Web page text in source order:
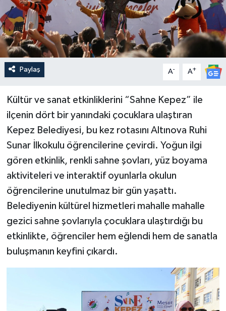
Paylaş A- A+
Kültür ve sanat etkinliklerini “Sahne Kepez” ile
ilçenin dört bir yanındaki çocuklara ulaştıran
Kepez Belediyesi, bu kez rotasını Altınova Ruhi
Sunar İlkokulu öğrencilerine çevirdi. Yoğun ilgi
gören etkinlik, renkli sahne şovları, yüz boyama
aktiviteleri ve interaktif oyunlarla okulun
öğrencilerine unutulmaz bir gün yaşattı.
Belediyenin kültürel hizmetleri mahalle mahalle
gezici sahne şovlarıyla çocuklara ulaştırdığı bu
etkinlikte, öğrenciler hem eğlendi hem de sanatla
buluşmanın keyfini çıkardı.
Resmi İlan
Sağlık & Yaşam
Siyaset
Spor